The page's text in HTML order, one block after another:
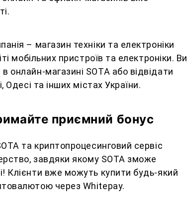
– магазин техніки та електроніки
мобільних пристроїв та електроніки. Ви
магазині SOTA або відвідати
та інших містах України.
приємний бонус
та криптопроцесинговий сервіс
завдяки якому SOTA зможе
Клієнти вже можуть купити будь-який
через Whitepay.